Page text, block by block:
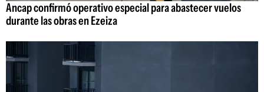
Ancap confirmó operativo especial para abastecer vuelos
durante las obras en Ezeiza